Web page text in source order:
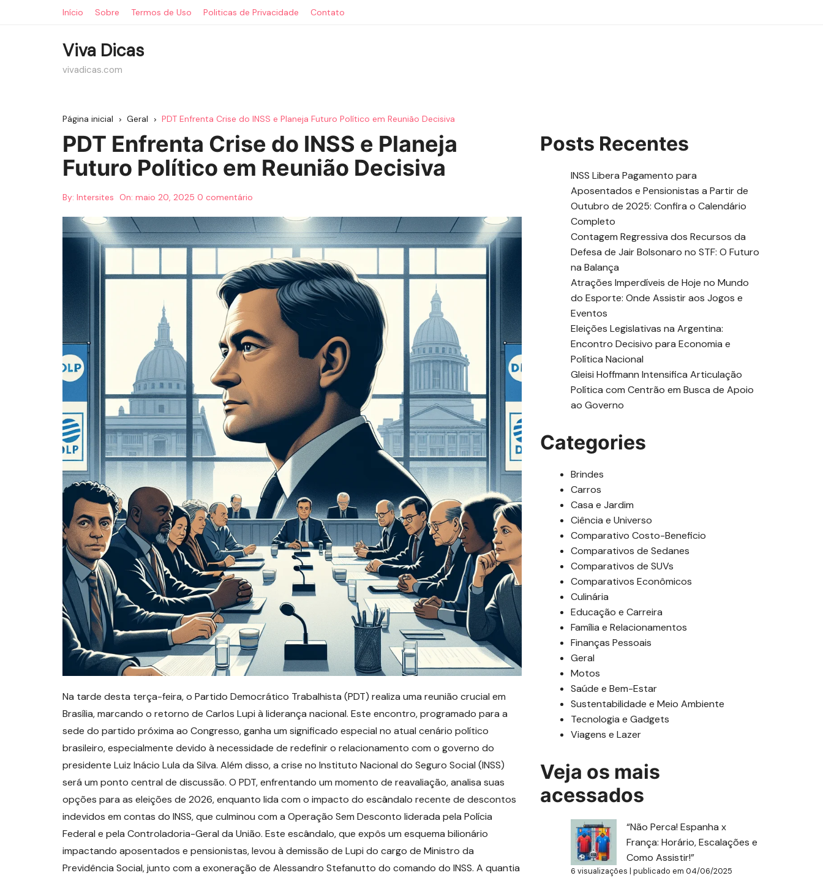
Início Sobre Termos de Uso Politicas de Privacidade Contato
Viva Dicas
vivadicas.com
Página inicial Geral PDT Enfrenta Crise do INSS e Planeja Futuro Político em Reunião Decisiva
PDT Enfrenta Crise do INSS e Planeja
Futuro Político em Reunião Decisiva
By: Intersites On: maio 20, 2025 0 comentário
Na tarde desta terça-feira, o Partido Democrático Trabalhista (PDT) realiza uma reunião crucial em
Brasília, marcando o retorno de Carlos Lupi à liderança nacional. Este encontro, programado para a
sede do partido próxima ao Congresso, ganha um significado especial no atual cenário político
brasileiro, especialmente devido à necessidade de redefinir o relacionamento com o governo do
presidente Luiz Inácio Lula da Silva. Além disso, a crise no Instituto Nacional do Seguro Social (INSS)
será um ponto central de discussão. O PDT, enfrentando um momento de reavaliação, analisa suas
opções para as eleições de 2026, enquanto lida com o impacto do escândalo recente de descontos
indevidos em contas do INSS, que culminou com a Operação Sem Desconto liderada pela Polícia
Federal e pela Controladoria-Geral da União. Este escândalo, que expôs um esquema bilionário
impactando aposentados e pensionistas, levou à demissão de Lupi do cargo de Ministro da
Previdência Social, junto com a exoneração de Alessandro Stefanutto do comando do INSS. A quantia
Posts Recentes
INSS Libera Pagamento para
Aposentados e Pensionistas a Partir de
Outubro de 2025: Confira o Calendário
Completo
Contagem Regressiva dos Recursos da
Defesa de Jair Bolsonaro no STF: O Futuro
na Balança
Atrações Imperdíveis de Hoje no Mundo
do Esporte: Onde Assistir aos Jogos e
Eventos
Eleições Legislativas na Argentina:
Encontro Decisivo para Economia e
Política Nacional
Gleisi Hoffmann Intensifica Articulação
Política com Centrão em Busca de Apoio
ao Governo
Categories
Brindes
Carros
Casa e Jardim
Ciência e Universo
Comparativo Costo-Beneficio
Comparativos de Sedanes
Comparativos de SUVs
Comparativos Econômicos
Culinária
Educação e Carreira
Família e Relacionamentos
Finanças Pessoais
Geral
Motos
Saúde e Bem-Estar
Sustentabilidade e Meio Ambiente
Tecnologia e Gadgets
Viagens e Lazer
Veja os mais
acessados
“Não Perca! Espanha x
França: Horário, Escalações e
Como Assistir!”
6 visualizações | publicado em 04/06/2025